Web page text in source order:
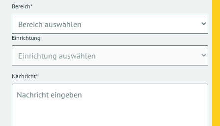
Bereich*
Einrichtung
Nachricht*